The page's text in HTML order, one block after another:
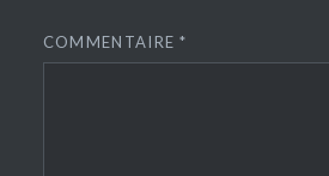
COMMENTAIRE*